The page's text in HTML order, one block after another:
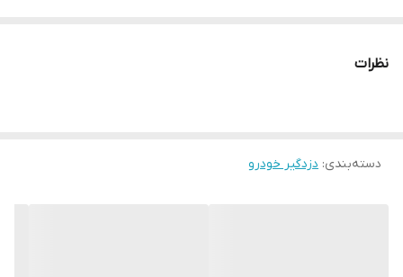
نظرات
دسته‌بندی: دزدگیر خودرو